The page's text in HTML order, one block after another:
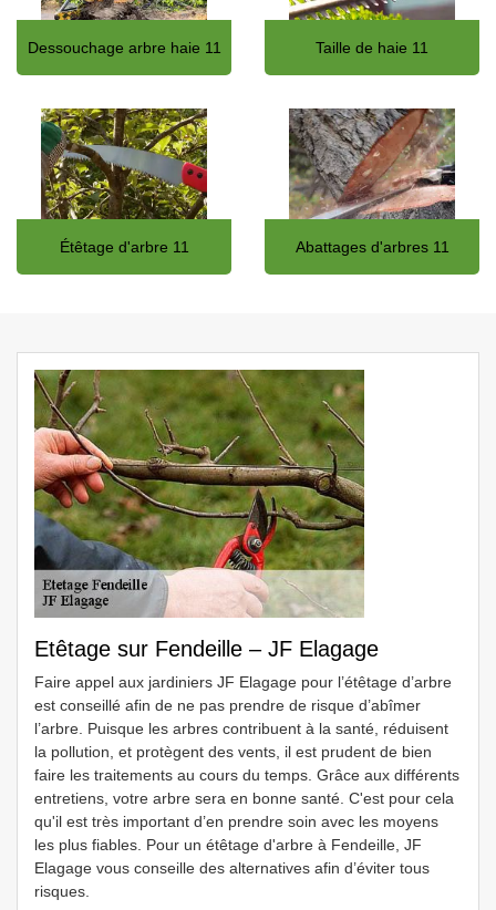
Dessouchage arbre haie 11 Taille de haie 11
Étêtage d'arbre 11 Abattages d'arbres 11
Etêtage sur Fendeille – JF Elagage
Faire appel aux jardiniers JF Elagage pour l’étêtage d’arbre
est conseillé afin de ne pas prendre de risque d’abîmer
l’arbre. Puisque les arbres contribuent à la santé, réduisent
la pollution, et protègent des vents, il est prudent de bien
faire les traitements au cours du temps. Grâce aux différents
entretiens, votre arbre sera en bonne santé. C'est pour cela
qu'il est très important d’en prendre soin avec les moyens
les plus fiables. Pour un étêtage d'arbre à Fendeille, JF
Elagage vous conseille des alternatives afin d’éviter tous
risques.